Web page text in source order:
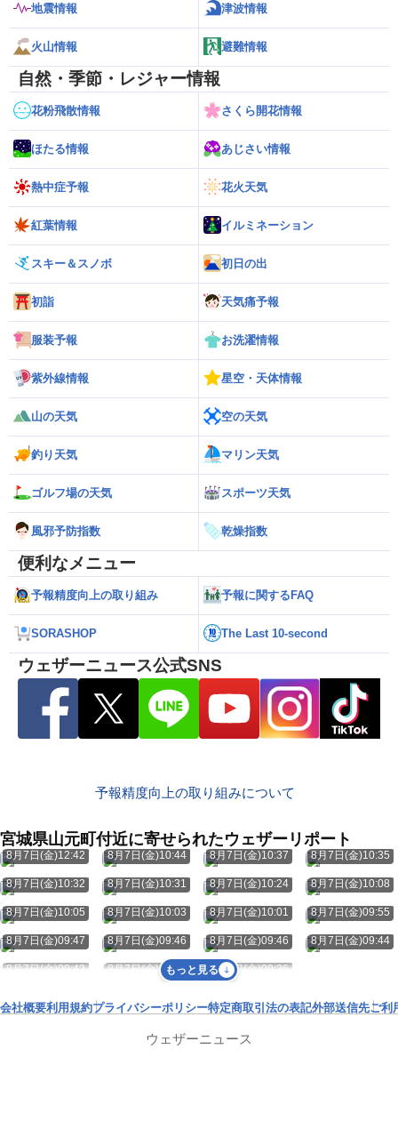
地震情報 津波情報
火山情報 避難情報
自然・季節・レジャー情報
花粉飛散情報 さくら開花情報
ほたる情報 あじさい情報
熱中症予報 花火天気
紅葉情報 イルミネーション
スキー＆スノボ 初日の出
初詣 天気痛予報
服装予報 お洗濯情報
紫外線情報 星空・天体情報
山の天気 空の天気
釣り天気 マリン天気
ゴルフ場の天気 スポーツ天気
風邪予防指数 乾燥指数
便利なメニュー
予報精度向上の取り組み 予報に関するFAQ
SORASHOP The Last 10-second
ウェザーニュース公式SNS
予報精度向上の取り組みについて
宮城県山元町付近に寄せられたウェザーリポート
8月7日(金)12:42 8月7日(金)10:44 8月7日(金)10:37 8月7日(金)10:35
8月7日(金)10:32 8月7日(金)10:31 8月7日(金)10:24 8月7日(金)10:08
8月7日(金)10:05 8月7日(金)10:03 8月7日(金)10:01 8月7日(金)09:55
8月7日(金)09:47 8月7日(金)09:46 8月7日(金)09:46 8月7日(金)09:44
8月7日(金)09:43 8月7日(金)09:38 8月7日(金)09:36
もっと見る
会社概要利用規約プライバシーポリシー特定商取引法の表記外部送信先ご利
ウェザーニュース